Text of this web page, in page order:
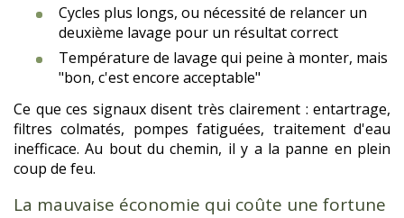
Cycles plus longs, ou nécessité de relancer un
deuxième lavage pour un résultat correct
Température de lavage qui peine à monter, mais
"bon, c'est encore acceptable"
Ce que ces signaux disent très clairement : entartrage,
filtres colmatés, pompes fatiguées, traitement d'eau
inefficace. Au bout du chemin, il y a la panne en plein
coup de feu.
La mauvaise économie qui coûte une fortune